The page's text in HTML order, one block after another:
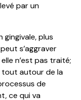
par un
plus
s’aggraver
n’est pas traité;
tout autour de la
de
ce qui va